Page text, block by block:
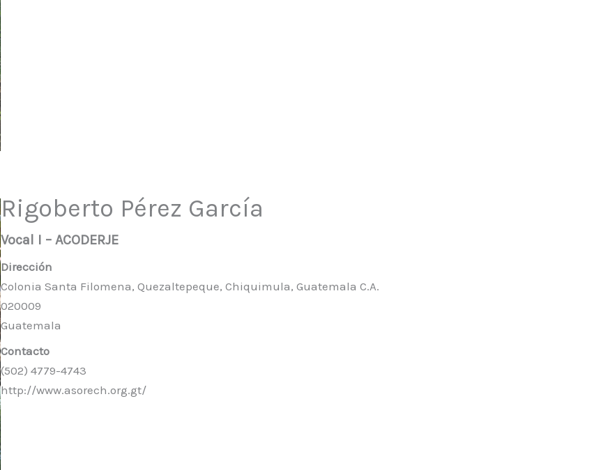
Rigoberto Pérez García
Vocal I – ACODERJE
Dirección
Colonia Santa Filomena, Quezaltepeque, Chiquimula, Guatemala C.A.
020009
Guatemala
Contacto
(502) 4779-4743
http://www.asorech.org.gt/